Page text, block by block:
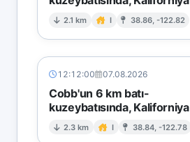
2.1 km I 38.86, -122.82
12:12:00 07.08.2026
Cobb'un 6 km batı-
kuzeybatısında, Kaliforniya
2.3 km I 38.84, -122.78